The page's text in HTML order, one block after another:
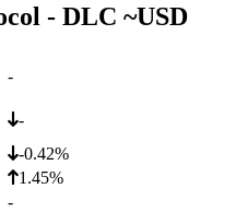
- DLC ~USD
-
-
-0.42%
1.45%
-